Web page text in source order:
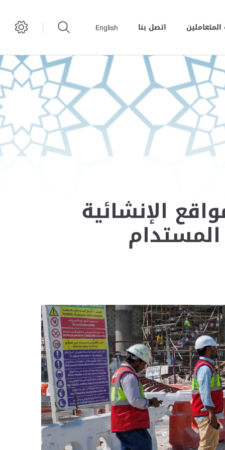
اتصل بنا English
الإنشائية
المستدام